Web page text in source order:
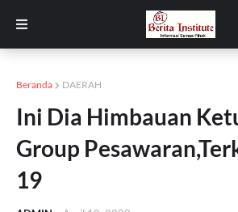
Beranda DAERAH
Ini Dia Himbauan
Group
19